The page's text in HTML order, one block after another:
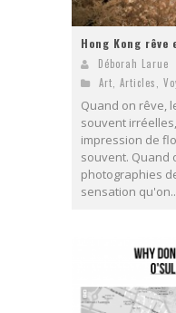
Hong Kong
Déborah Larue
Art Articles
Quand on rêve,
souvent
impression de
souvent. Quand
photographies
sensation